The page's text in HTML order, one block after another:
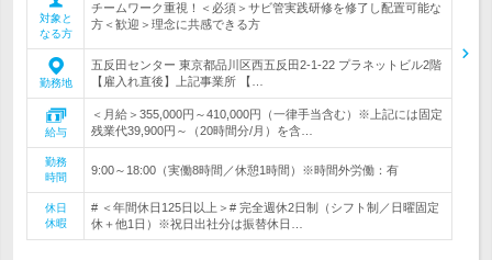
対象と
なる方
チームワーク重視！＜必須＞サビ管実践研修を修了し配置可能な
方＜歓迎＞理念に共感できる方
勤務地
五反田センター 東京都品川区西五反田2-1-22 プラネットビル2階
【雇入れ直後】上記事業所 【…
給与
＜月給＞355,000円～410,000円（一律手当含む）※上記には固定
残業代39,900円～（20時間分/月）を含…
勤務
時間
9:00～18:00（実働8時間／休憩1時間）※時間外労働：有
休日
休暇
# ＜年間休日125日以上＞# 完全週休2日制（シフト制／日曜固定
休＋他1日）※祝日出社分は振替休日…